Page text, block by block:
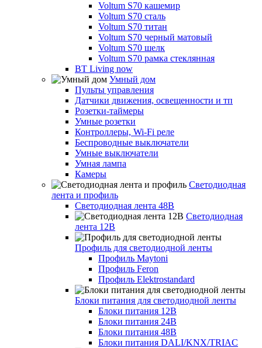
Voltum S70 кашемир
Voltum S70 сталь
Voltum S70 титан
Voltum S70 черный матовый
Voltum S70 шелк
Voltum S70 рамка стеклянная
BT Living now
Умный дом
Пульты управления
Датчики движения, освещенности и тп
Розетки-таймеры
Умные розетки
Контроллеры, Wi-Fi реле
Беспроводные выключатели
Умные выключатели
Умная лампа
Камеры
Светодиодная
лента и профиль
Светодиодная лента 48В
Светодиодная
лента 12В
Профиль для светодиодной ленты
Профиль Maytoni
Профиль Feron
Профиль Elektrostandard
Блоки питания для светодиодной ленты
Блоки питания 12В
Блоки питания 24В
Блоки питания 48В
Блоки питания DALI/KNX/TRIAC